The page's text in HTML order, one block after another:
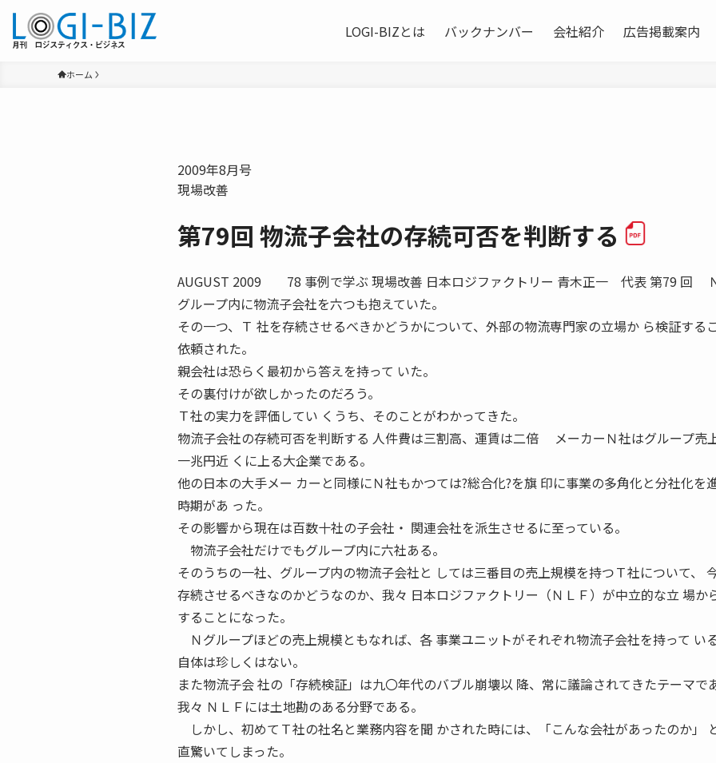
LOGI-BIZとは バックナンバー 会社紹介 広告掲載案内
ホーム
2009年8月号
現場改善
第79回 物流子会社の存続可否を判断する
AUGUST 2009 78 事例で学ぶ 現場改善 日本ロジファクトリー 青木正一 代表 第79 回
グループ内に物流子会社を六つも抱えていた。
その一つ、Ｔ 社を存続させるべきかどうかについて、外部の物流専門家の立場か ら検証する
依頼された。
親会社は恐らく最初から答えを持って いた。
その裏付けが欲しかったのだろう。
Ｔ社の実力を評価してい くうち、そのことがわかってきた。
物流子会社の存続可否を判断する 人件費は三割高、運賃は二倍 メーカーＮ社はグループ売
一兆円近 くに上る大企業である。
他の日本の大手メー カーと同様にＮ社もかつては?総合化?を旗 印に事業の多角化と分社化を
時期があ った。
その影響から現在は百数十社の子会社・ 関連会社を派生させるに至っている。
物流子会社だけでもグループ内に六社ある。
そのうちの一社、グループ内の物流子会社と しては三番目の売上規模を持つＴ社について、
存続させるべきなのかどうなのか、我々 日本ロジファクトリー（ＮＬＦ）が中立的な立 場か
することになった。
Ｎグループほどの売上規模ともなれば、各 事業ユニットがそれぞれ物流子会社を持って い
自体は珍しくはない。
また物流子会 社の「存続検証」は九〇年代のバブル崩壊以 降、常に議論されてきたテーマで
我々 ＮＬＦには土地勘のある分野である。
しかし、初めてＴ社の社名と業務内容を聞 かされた時には、「こんな会社があったのか」
直驚いてしまった。